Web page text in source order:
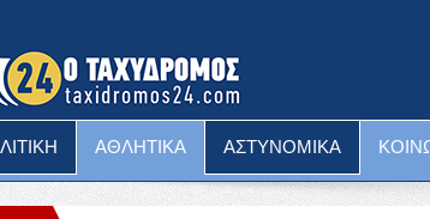
ΑΘΛΗΤΙΚΑ ΑΣΤΥΝΟΜΙΚΑ